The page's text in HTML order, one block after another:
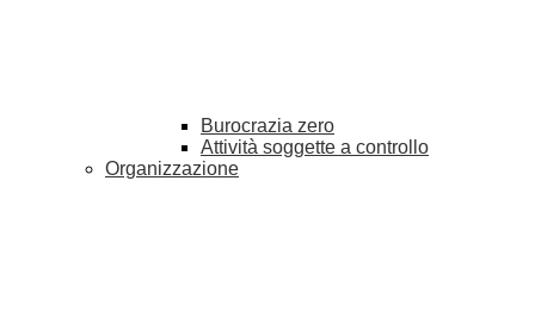
Burocrazia zero
Attività soggette a controllo
Organizzazione